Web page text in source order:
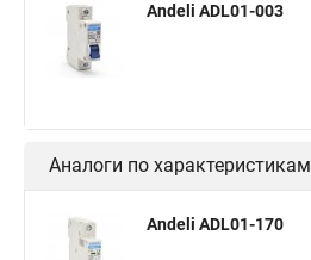
Andeli ADL01-003
Аналоги по характеристикам
Andeli ADL01-170